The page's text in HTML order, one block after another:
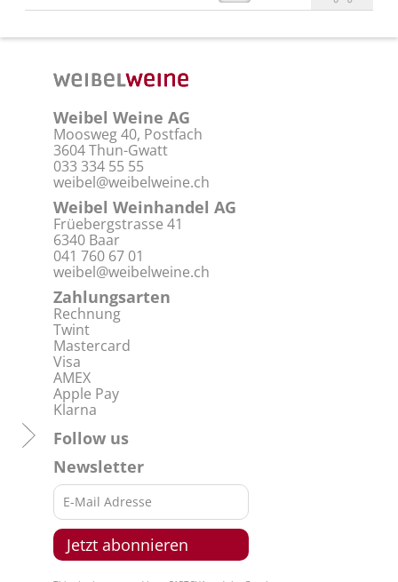
Weibel Weine AG
Moosweg 40, Postfach
3604 Thun-Gwatt
033 334 55 55
weibel@weibelweine.ch
Weibel Weinhandel AG
Früebergstrasse 41
6340 Baar
041 760 67 01
weibel@weibelweine.ch
Zahlungsarten
Rechnung
Twint
Mastercard
Visa
AMEX
Apple Pay
Klarna
Follow us
Newsletter